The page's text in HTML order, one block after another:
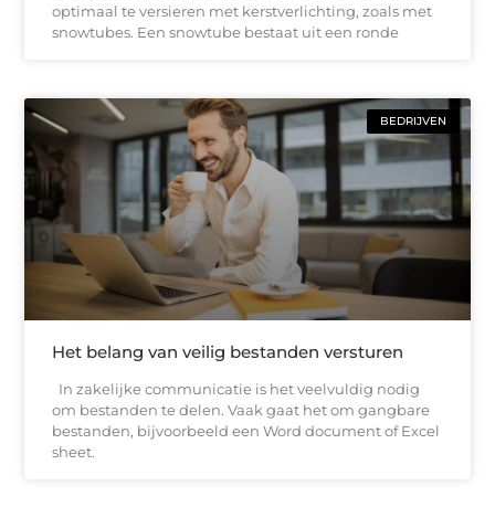
optimaal te versieren met kerstverlichting, zoals met
snowtubes. Een snowtube bestaat uit een ronde
BEDRIJVEN
Het belang van veilig bestanden versturen
In zakelijke communicatie is het veelvuldig nodig
om bestanden te delen. Vaak gaat het om gangbare
bestanden, bijvoorbeeld een Word document of Excel
sheet.